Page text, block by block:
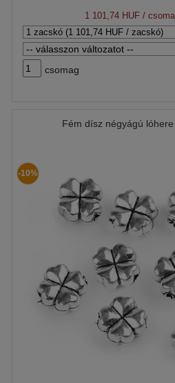
1 101,74 HUF/
csomag
Fém dísz négyágú
-10%